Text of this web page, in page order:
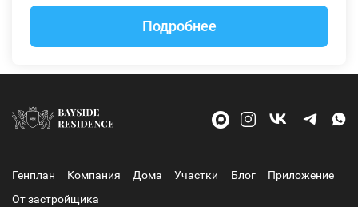
Подробнее
Генплан Компания Дома Участки Блог
Приложение
От застройщика